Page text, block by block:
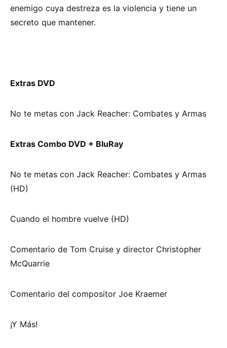
enemigo cuya destreza es la violencia y tiene un
secreto que mantener.
Extras DVD
No te metas con Jack Reacher: Combates y Armas
Extras Combo DVD + BluRay
No te metas con Jack Reacher: Combates y Armas
(HD)
Cuando el hombre vuelve (HD)
Comentario de Tom Cruise y director Christopher
McQuarrie
Comentario del compositor Joe Kraemer
¡Y Más!